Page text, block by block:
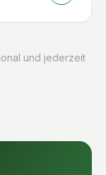
und jederzeit